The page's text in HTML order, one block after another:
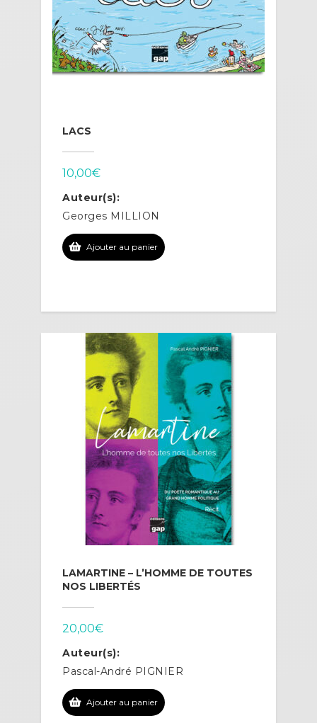
LACS
10,00€
Auteur(s):
Georges MILLION
Ajouter au panier
LAMARTINE – L’HOMME DE TOUTES
NOS LIBERTÉS
20,00€
Auteur(s):
Pascal-André PIGNIER
Ajouter au panier